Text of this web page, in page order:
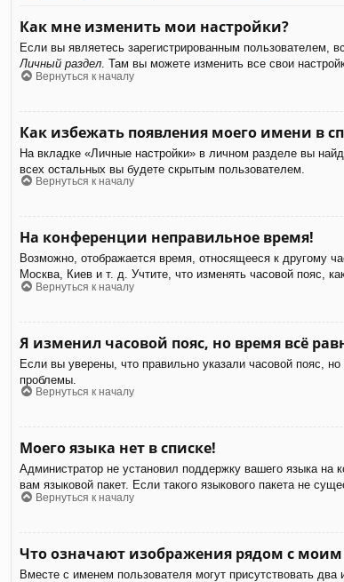
Как мне изменить мои настройки?
Если вы являетесь зарегистрированным пользователем,
Личный раздел. Там вы можете изменить все свои
Вернуться к началу
Как избежать появления моего имени в
На вкладке «Личные настройки» в личном разделе вы
всех остальных вы будете скрытым пользователем.
Вернуться к началу
На конференции неправильное время!
Возможно, отображается время, относящееся к другому
Москва, Киев и т. д. Учтите, что изменять часовой пояс,
Вернуться к началу
Я изменил часовой пояс, но время всё
Если вы уверены, что правильно указали часовой пояс,
проблемы.
Вернуться к началу
Моего языка нет в списке!
Администратор не установил поддержку вашего языка на
вам языковой пакет. Если такого языкового пакета не
Вернуться к началу
Что означают изображения рядом с
Вместе с именем пользователя могут присутствовать